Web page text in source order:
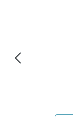
Bildergalerie